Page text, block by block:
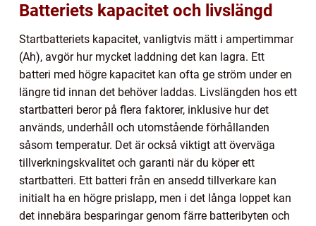
Batteriets kapacitet och livslängd
Startbatteriets kapacitet, vanligtvis mätt i ampertimmar
(Ah), avgör hur mycket laddning det kan lagra. Ett
batteri med högre kapacitet kan ofta ge ström under en
längre tid innan det behöver laddas. Livslängden hos ett
startbatteri beror på flera faktorer, inklusive hur det
används, underhåll och utomstående förhållanden
såsom temperatur. Det är också viktigt att överväga
tillverkningskvalitet och garanti när du köper ett
startbatteri. Ett batteri från en ansedd tillverkare kan
initialt ha en högre prislapp, men i det långa loppet kan
det innebära besparingar genom färre batteribyten och